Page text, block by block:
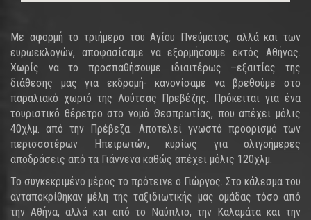
Με αφορμή το τριήμερο του Αγίου Πνεύματος, αλλά και των
ευρωεκλογών, αποφασίσαμε να εξορμήσουμε εκτός Αθήνας.
Χωρίς να το προσπαθήσουμε ιδιαιτέρως –εξαιτίας της
διάθεσης μας για εκδρομή- κανονίσαμε να βρεθούμε στο
παραλιακό χωριό της Λούτσας Πρεβέζης. Πρόκειται για ένα
τουριστικό θέρετρο στο νομό Θεσπρωτίας, που απέχει μόλις
40χλμ. από την Πρέβεζα. Αποτελεί γνωστό προορισμό των
περισσοτέρων Ηπειρωτών, κυρίως για ολιγοήμερες
αποδράσεις από τα Γιάννενα καθώς απέχει μόλις 120χλμ.
Το συγκεκριμένο μέρος το πρότεινε ο Γιώργος. Στο κάλεσμα του
ανταποκρίθηκαν μέλη της ταξιδιωτικής μας ομάδας τόσο από
την Αθήνα, αλλά και από το Ναύπλιο, την Καλαμάτα και την